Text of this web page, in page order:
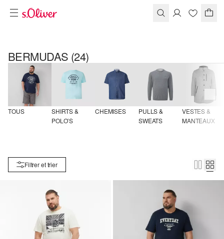
BERMUDAS (24)
TOUS
SHIRTS &
POLO’S
CHEMISES
PULLS &
SWEATS
VESTES &
MANTEAUX
Filtrer et trier